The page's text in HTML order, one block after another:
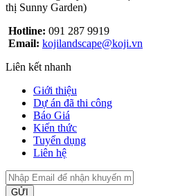
thị Sunny Garden)
Hotline: 091 287 9919
Email: kojilandscape@koji.vn
Liên kết nhanh
Giới thiệu
Dự án đã thi công
Báo Giá
Kiến thức
Tuyển dụng
Liên hệ
GỬI